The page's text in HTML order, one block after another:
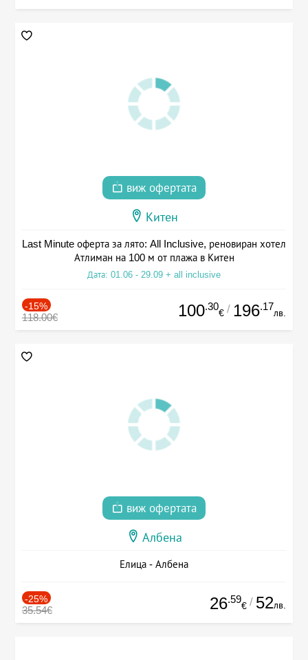
виж офертата
Китен
Last Minute оферта за лято: All Inclusive, реновиран хотел
Атлиман на 100 м от плажа в Китен
Дата: 01.06 - 29.09 + all inclusive
-15%
118.00€ 100.30
€ / 196.17
лв.
виж офертата
Албена
Елица - Албена
-25%
35.54€ 26.59
€ / 52лв.